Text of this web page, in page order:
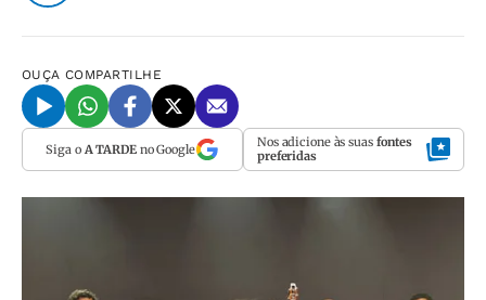
OUÇA COMPARTILHE
Siga o A TARDEno Google Nos adicione às suas fontes
preferidas